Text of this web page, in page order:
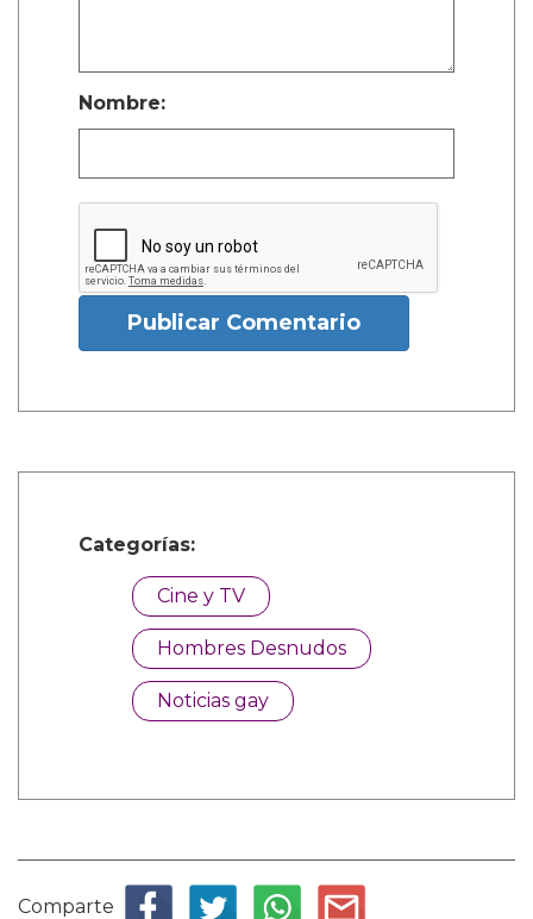
Nombre:
Publicar Comentario
Categorías:
Cine y TV
Hombres Desnudos
Noticias gay
Comparte